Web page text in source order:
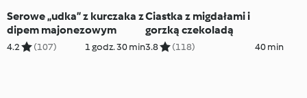
Serowe „udka” z kurczaka z
dipem majonezowym
4.2 (107) 1 godz. 30 min
Ciastka z migdałami i
gorzką czekoladą
3.8 (118) 40 min